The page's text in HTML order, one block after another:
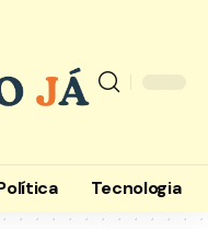
Tecnologia